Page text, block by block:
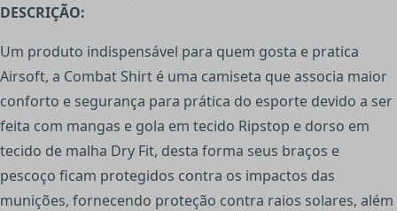
DESCRIÇÃO:
Um produto indispensável para quem gosta e pratica
Airsoft, a Combat Shirt é uma camiseta que associa maior
conforto e segurança para prática do esporte devido a ser
feita com mangas e gola em tecido Ripstop e dorso em
tecido de malha Dry Fit, desta forma seus braços e
pescoço ficam protegidos contra os impactos das
munições, fornecendo proteção contra raios solares, além